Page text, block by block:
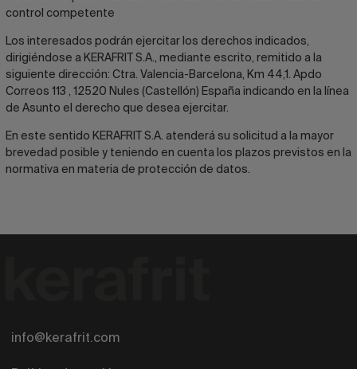
control competente
Los interesados podrán ejercitar los derechos indicados,
dirigiéndose a KERAFRIT S.A., mediante escrito, remitido a la
siguiente dirección: Ctra. Valencia-Barcelona, Km 44,1. Apdo
Correos 113 , 12520 Nules (Castellón) España indicando en la línea
de Asunto el derecho que desea ejercitar.
En este sentido KERAFRIT S.A. atenderá su solicitud a la mayor
brevedad posible y teniendo en cuenta los plazos previstos en la
normativa en materia de protección de datos.
info@kerafrit.com